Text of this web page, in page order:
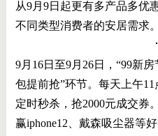
从9月9日起更有多产品多优
不同类型消费者的安居需求。
9月16日至9月26日，“99新
包提前抢”环节。每天上午
定时秒杀，抢2000元成交券
赢iphone12、戴森吸尘器等